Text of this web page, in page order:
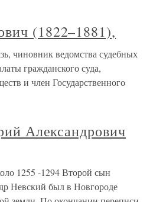
(1822–1881),
чиновник ведомства судебных
гражданского суда,
и член Государственного
Александрович
1255 -1294 Второй сын
Невский был в Новгороде